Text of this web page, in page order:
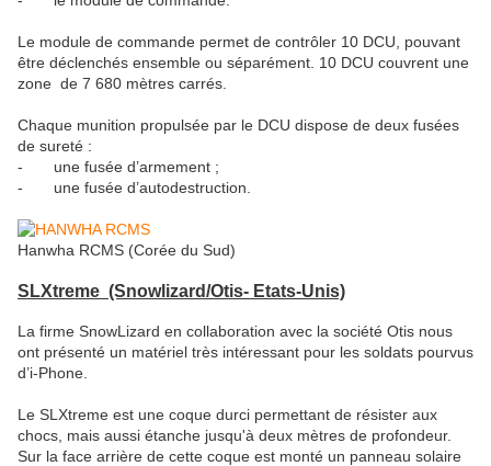
Le module de commande permet de contrôler 10 DCU, pouvant
être déclenchés ensemble ou séparément. 10 DCU couvrent une
zone de 7 680 mètres carrés.
Chaque munition propulsée par le DCU dispose de deux fusées
de sureté :
- une fusée d’armement ;
- une fusée d’autodestruction.
Hanwha RCMS (Corée du Sud)
SLXtreme (Snowlizard/Otis- Etats-Unis)
La firme SnowLizard en collaboration avec la société Otis nous
ont présenté un matériel très intéressant pour les soldats pourvus
d’i-Phone.
Le SLXtreme est une coque durci permettant de résister aux
chocs, mais aussi étanche jusqu'à deux mètres de profondeur.
Sur la face arrière de cette coque est monté un panneau solaire